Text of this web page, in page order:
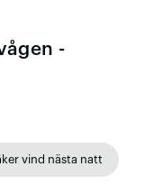
-
vind nästa natt